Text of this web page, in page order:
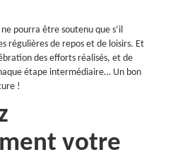
pourra être soutenu que s’il
régulières de repos et de loisirs. Et
des efforts réalisés, et de
étape intermédiaire… Un bon
!
votre